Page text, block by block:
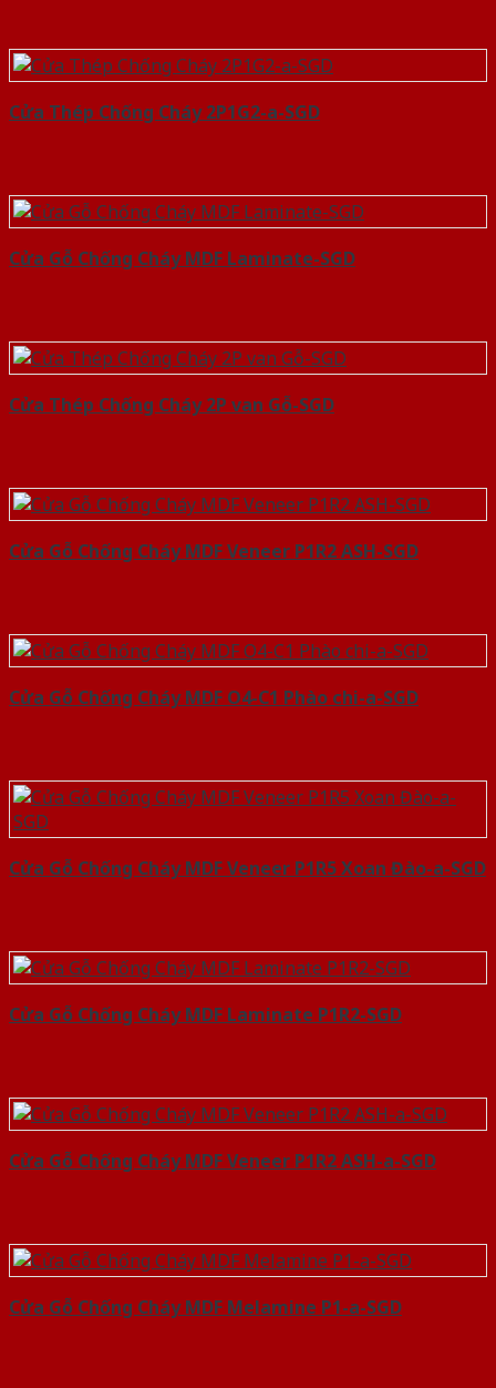
Cửa Thép Chống Cháy 2P1G2-a-SGD
Cửa Gỗ Chống Cháy MDF Laminate-SGD
Cửa Thép Chống Cháy 2P van Gỗ-SGD
Cửa Gỗ Chống Cháy MDF Veneer P1R2 ASH-SGD
Cửa Gỗ Chống Cháy MDF O4-C1 Phào chi-a-SGD
Cửa Gỗ Chống Cháy MDF Veneer P1R5 Xoan Đào-a-SGD
Cửa Gỗ Chống Cháy MDF Laminate P1R2-SGD
Cửa Gỗ Chống Cháy MDF Veneer P1R2 ASH-a-SGD
Cửa Gỗ Chống Cháy MDF Melamine P1-a-SGD